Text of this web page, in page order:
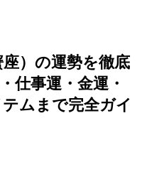
座）の運勢を徹底
仕事運・金運・
ムまで完全ガイ